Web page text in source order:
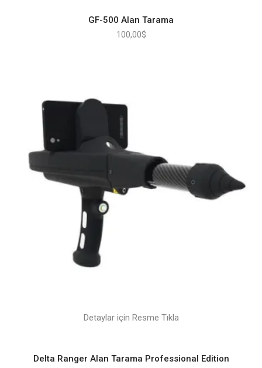
GF-500 Alan Tarama
100,00$
Detaylar için Resme Tıkla
Delta Ranger Alan Tarama Professional Edition